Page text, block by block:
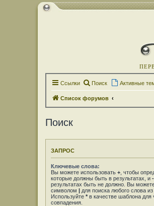
Ссылки Поиск Активные
Список форумов
Поиск
ЗАПРОС
Ключевые слова:
Вы можете использовать + , чтобы
которые должны быть в результатах, и -
результатах быть не должно. Вы
символом | для поиска любого слова из
Используйте * в качестве шаблона для
совпадения.